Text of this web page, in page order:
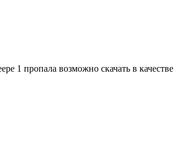
1 пропала возможно скачать в качестве